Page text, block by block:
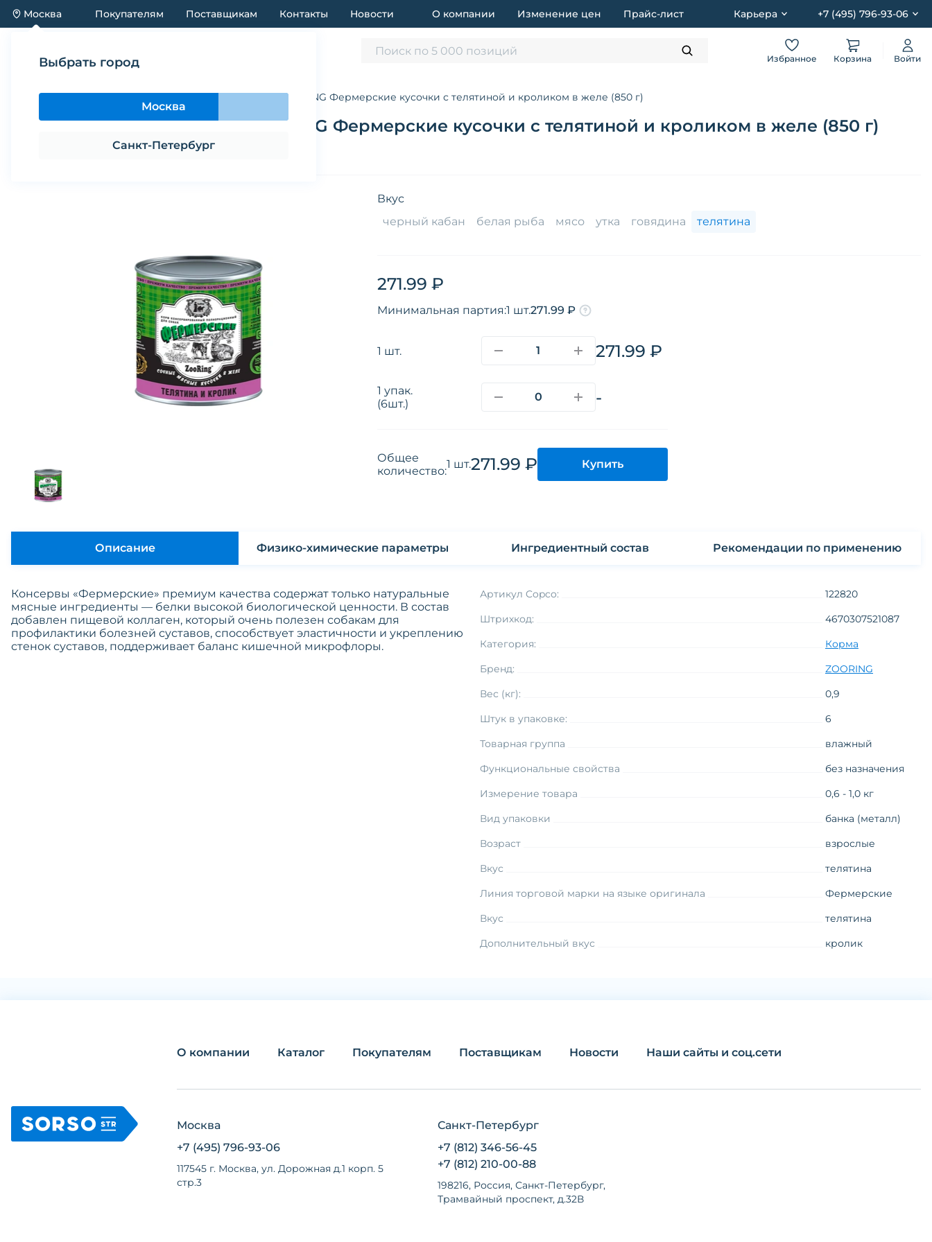
Москва
Выбрать город
Москва
Санкт-Петербург
Покупателям Поставщикам Контакты Новости О компании Изменение цен Прайс-лист Карьера +7 (495) 796-93-06
Поиск по 5 000 позиций
Избранное Корзина Войти
Каталог Корма Корм влажный для собак ZOORING Фермерские кусочки с телятиной и кроликом в желе (850 г)
Корм влажный для собак ZOORING Фермерские кусочки с телятиной и кроликом в желе (850 г)
В избранное
Вкус
черный кабан
белая рыба мясо утка говядина телятина
271.99 ₽
Минимальная партия:1 шт.271.99 ₽
1 шт. 271.99 ₽
1 упак.
(6шт.)
-
Общее
количество:1 шт.271.99 ₽ Купить
Описание Физико-химические параметры Ингредиентный состав Рекомендации по применению
Консервы «Фермерские» премиум качества содержат только натуральные
мясные ингредиенты — белки высокой биологической ценности. В состав
добавлен пищевой коллаген, который очень полезен собакам для
профилактики болезней суставов, способствует эластичности и укреплению
стенок суставов, поддерживает баланс кишечной микрофлоры.
Артикул Copco:
122820
Штрихкод:
4670307521087
Категория:
Корма
Бренд:
ZOORING
Вес (кг):
0,9
Штук в упаковке:
6
Товарная группа
влажный
Функциональные свойства
без назначения
Измерение товара
0,6 - 1,0 кг
Вид упаковки
банка (металл)
Возраст
взрослые
Вкус
телятина
Линия торговой марки на языке оригинала
Фермерские
Вкус
телятина
Дополнительный вкус
кролик
О компании Каталог Покупателям Поставщикам Новости Наши сайты и соц.сети
Москва
+7 (495) 796-93-06
117545 г. Москва, ул. Дорожная д.1 корп. 5
стр.3
Санкт-Петербург
+7 (812) 346-56-45
+7 (812) 210-00-88
198216, Россия, Санкт-Петербург,
Трамвайный проспект, д.32В